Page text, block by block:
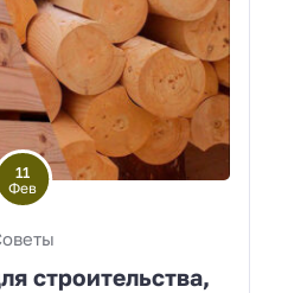
11
Фев
строительства,